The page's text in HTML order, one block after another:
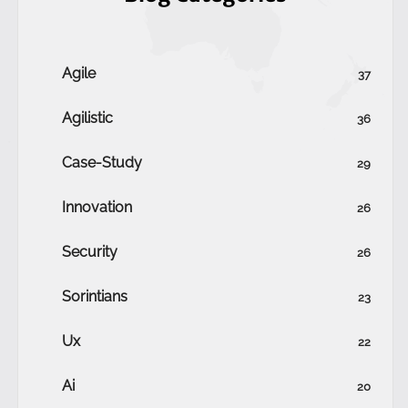
Agile 37
Agilistic 36
Case-Study 29
Innovation 26
Security 26
Sorintians 23
Ux 22
Ai 20